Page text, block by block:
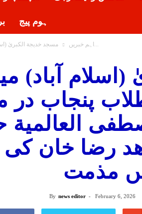
ہوم پیج
اہم خبریں مسجد خدیجة الکبریٰ (اسلام آباد) میں خودکش دھماکہ، نماینده طلاب پنجاب در...
(اسلام آباد)
پنجاب در
العالمیة
رضا خان کی
مذمت
By news editor - February 6, 2026